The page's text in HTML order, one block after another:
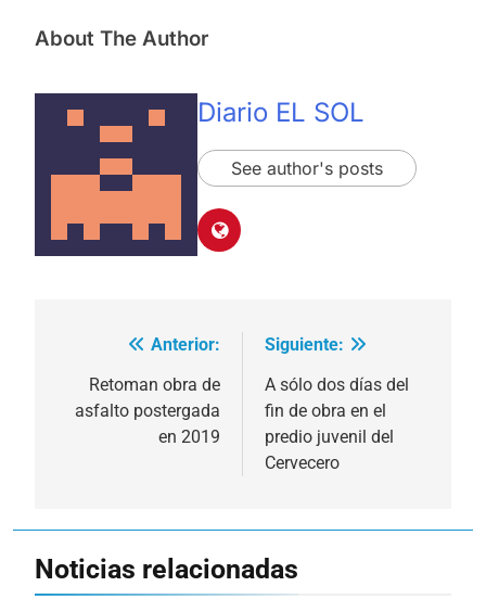
About The Author
Diario EL SOL
See author's posts
Navegación
entradas
Anterior:
Retoman obra de
asfalto postergada
en 2019
Siguiente:
A sólo dos días del
fin de obra en el
predio juvenil del
Cervecero
Noticias relacionadas